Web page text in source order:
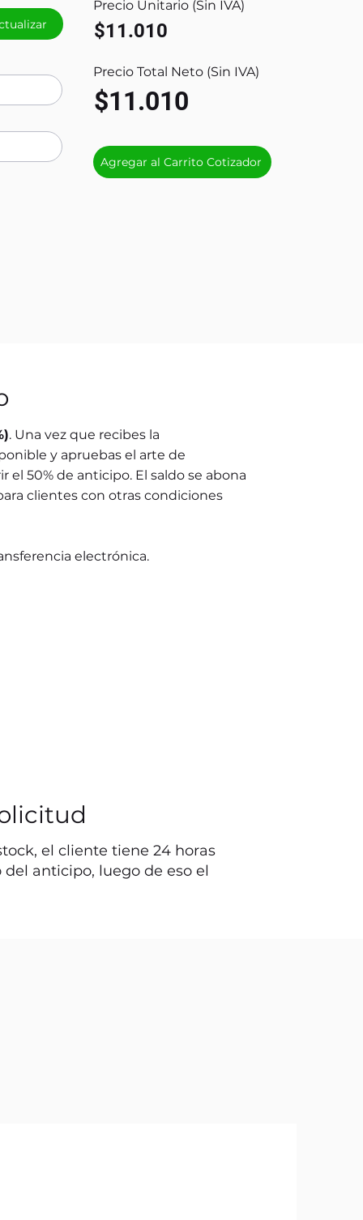
Precio Unitario (Sin IVA)
$11.010
Precio Total Neto (Sin IVA)
$11.010
Agregar al Carrito Cotizador
. Una vez que recibes la
y apruebas el arte de
el 50% de anticipo. El saldo se abona
clientes con otras condiciones
electrónica.
el cliente tiene 24 horas
anticipo, luego de eso el